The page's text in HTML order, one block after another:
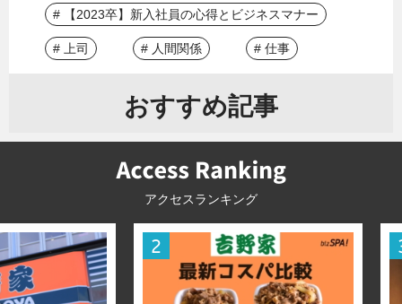
# 【2023卒】新入社員の心得とビジネスマナー
# 上司 # 人間関係 # 仕事
おすすめ記事
アクセスランキング